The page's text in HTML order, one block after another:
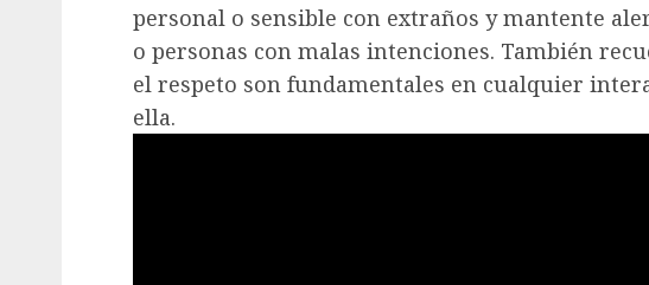
personal o sensible con extraños y mantente
o personas con malas intenciones. También
el respeto son fundamentales en cualquier
ella.